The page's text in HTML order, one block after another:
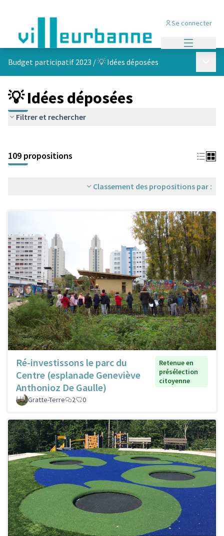
Se connecter
Budget participatif 2023 /💡 Idées déposées
💡 Idées déposées
Filtrer et rechercher
+
−
109 propositions
Classement des propositions par :
Ré-investissons le parc du
Centre (esplanade Geneviève
Anthonioz De Gaulle)
Retenue en
présélection
citoyenne
Gratte-Terre 2 0